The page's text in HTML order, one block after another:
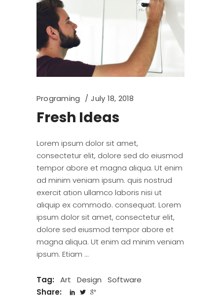
Programing July 18, 2018
Fresh Ideas
Lorem ipsum dolor sit amet,
consectetur elit, dolore sed do eiusmod
tempor abore et magna aliqua. Ut enim
ad minim veniam ipsum. quis nostrud
exercit ation ullamco laboris nisi ut
aliquip ex commodo. consequat. Lorem
ipsum dolor sit amet, consectetur elit,
dolore sed eiusmod tempor abore et
magna aliqua. Ut enim ad minim veniam
ipsum. Etiam
Tag: Art Design
Software
Share: